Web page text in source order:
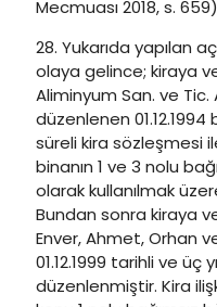
Mecmuası 2018, s.
28. Yukarıda yapılan
olaya gelince; kiraya
Aliminyum San. ve Tic.
düzenlenen
süreli kira sözleşmesi
binanın 1 ve 3 nolu
olarak kullanılmak
Bundan sonra kiraya
Enver, Ahmet, Orhan
01.12.1999 tarihli ve üç
düzenlenmiştir. Kira